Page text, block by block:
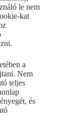
le nem
kat
a
Nem
teljes
és